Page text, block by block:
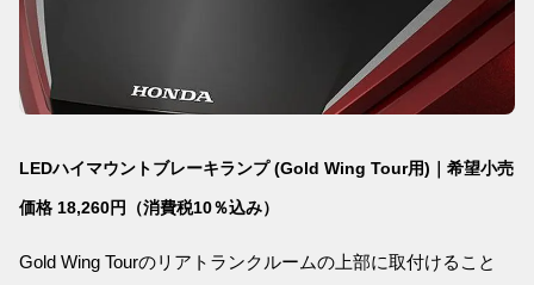
LEDハイマウントブレーキランプ (Gold Wing Tour用)｜希望小売
価格 18,260円（消費税10％込み）
Gold Wing Tourのリアトランクルームの上部に取付けること